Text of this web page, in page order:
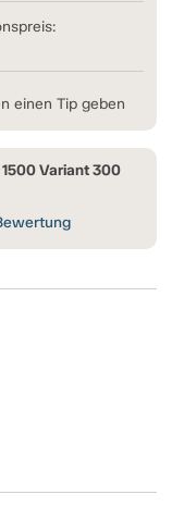
einen Tip geben
Variant 300